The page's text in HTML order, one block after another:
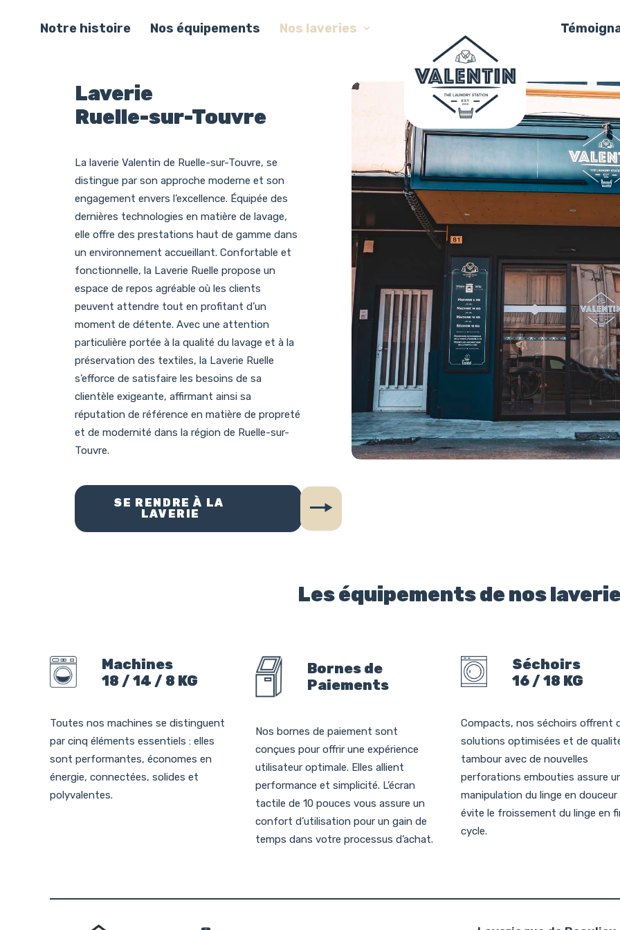
Notre histoire Nos équipements Nos laveries
Laverie
Ruelle-sur-Touvre
La laverie Valentin de Ruelle-sur-Touvre, se
distingue par son approche moderne et son
engagement envers l’excellence. Équipée des
dernières technologies en matière de lavage,
elle offre des prestations haut de gamme dans
un environnement accueillant. Confortable et
fonctionnelle, la Laverie Ruelle propose un
espace de repos agréable où les clients
peuvent attendre tout en profitant d’un
moment de détente. Avec une attention
particulière portée à la qualité du lavage et à la
préservation des textiles, la Laverie Ruelle
s’efforce de satisfaire les besoins de sa
clientèle exigeante, affirmant ainsi sa
réputation de référence en matière de propreté
et de modernité dans la région de Ruelle-sur-
Touvre.
SE RENDRE À LA
LAVERIE
Les équipements de nos
Machines
18 / 14 / 8 KG
Toutes nos machines se distinguent
par cinq éléments essentiels : elles
sont performantes, économes en
énergie, connectées, solides et
polyvalentes.
Bornes de
Paiements
Nos bornes de paiement sont
conçues pour offrir une expérience
utilisateur optimale. Elles allient
performance et simplicité. L’écran
tactile de 10 pouces vous assure un
confort d’utilisation pour un gain de
temps dans votre processus d’achat.
Séchoirs
16 / 18 KG
Compacts, nos séchoirs offrent
solutions optimisées et de
tambour avec de nouvelles
perforations embouties assure
manipulation du linge en
évite le froissement du linge en
cycle.